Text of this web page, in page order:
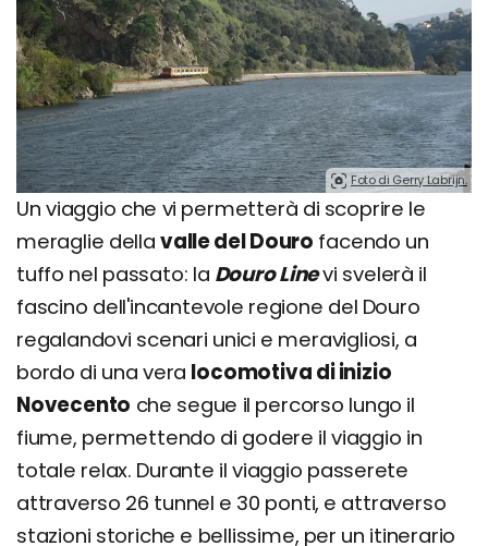
Foto di Gerry Labrijn.
Un viaggio che vi permetterà di scoprire le
meraglie dellavalle del Douro facendo un
tuffo nel passato: la Douro Linevi svelerà il
fascino dell'incantevole regione del Douro
regalandovi scenari unici e meravigliosi, a
bordo di una vera locomotiva di inizio
Novecento che segue il percorso lungo il
fiume, permettendo di godere il viaggio in
totale relax. Durante il viaggio passerete
attraverso 26 tunnel e 30 ponti, e attraverso
stazioni storiche e bellissime, per un itinerario